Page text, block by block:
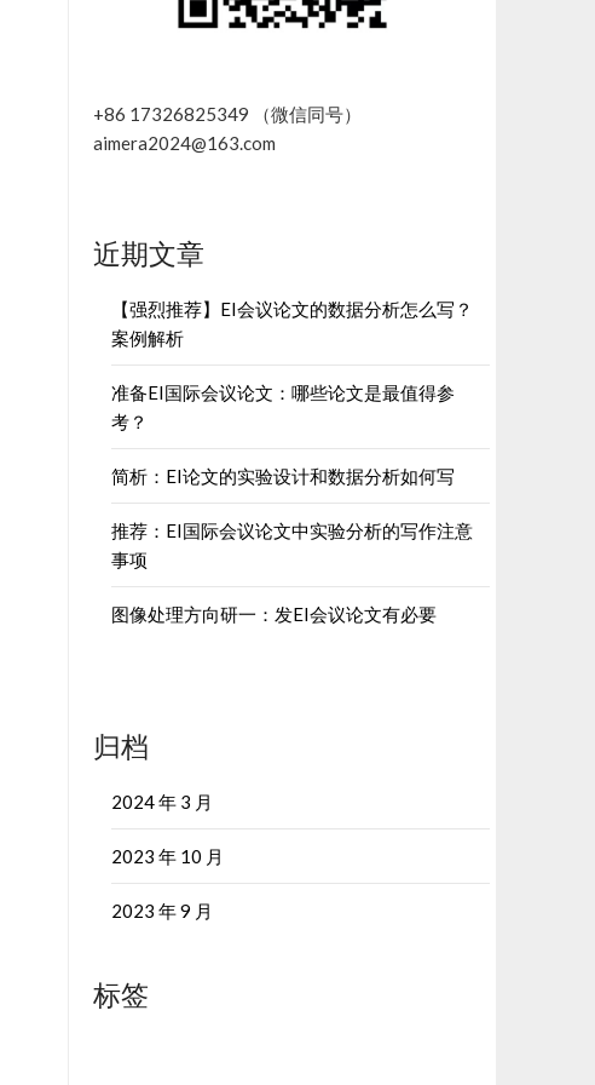
+86 17326825349 （微信同号）
aimera2024@163.com
近期文章
【强烈推荐】EI会议论文的数据分析怎么写？
案例解析
准备EI国际会议论文：哪些论文是最值得参
考？
简析：EI论文的实验设计和数据分析如何写
推荐：EI国际会议论文中实验分析的写作注意
事项
图像处理方向研一：发EI会议论文有必要
归档
2024 年 3 月
2023 年 10 月
2023 年 9 月
标签